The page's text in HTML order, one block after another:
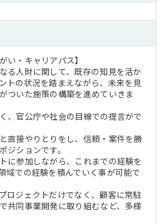
い・キャリアパス】
る人財に関して、既存の知見を活か
トの状況を踏まえながら、未来を見
ついた施策の構築を進めていきま
、官公庁や社会の目線での提言がで
直接やりとりをし、信頼・案件を勝
ジションです。
に参加しながら、これまでの経験を
域での経験を積んでいく事が可能で
ロジェクトだけでなく、顧客に常駐
共同事業開発に取り組むなど、多様